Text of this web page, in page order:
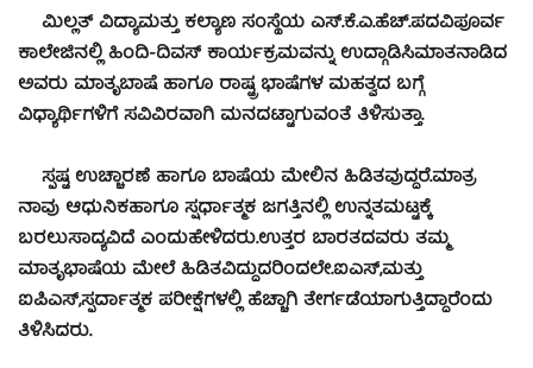
ಮಿಲ್ಲತ್ ವಿದ್ಯಾಮತ್ತು ಕಲ್ಯಾಣ ಸಂಸ್ಥೆಯ ಎಸ್.ಕೆ.ಎ.ಹೆಚ್.ಪದವಿಪೂರ್ವ
ಕಾಲೇಜಿನಲ್ಲಿ ಹಿಂದಿ-ದಿವಸ್ ಕಾರ್ಯಕ್ರಮವನ್ನು ಉದ್ಗಾಡಿಸಿಮಾತನಾಡಿದ
ಅವರು ಮಾತೃಬಾಷೆ ಹಾಗೂ ರಾಷ್ಟ್ರ ಭಾಷೆಗಳ ಮಹತ್ವದ ಬಗ್ಗೆ
ವಿಧ್ಯಾರ್ಥಿಗಳಿಗೆ ಸವಿವಿರವಾಗಿ ಮನದಟ್ಟಾಗುವಂತೆ ತಿಳಿಸುತ್ತಾ.
ಸ್ಪಷ್ಟ ಉಚ್ಚಾರಣೆ ಹಾಗೂ ಬಾಷೆಯ ಮೇಲಿನ ಹಿಡಿತವುದ್ದರೆ.ಮಾತ್ರ
ನಾವು ಆಧುನಿಕಹಾಗೂ ಸ್ಷರ್ಧಾತ್ಮಕ ಜಗತ್ತಿನಲ್ಲಿ ಉನ್ನತಮಟ್ಟಕ್ಕೆ
ಬರಲುಸಾದ್ಯವಿದೆ ಎಂದುಹೇಳಿದರು.ಉತ್ತರ ಬಾರತದವರು ತಮ್ಮ
ಮಾತೃಭಾಷೆಯ ಮೇಲೆ ಹಿಡಿತವಿದ್ದುದರಿಂದಲೇ.ಐಎಸ್,ಮತ್ತು
ಐಪಿಎಸ್,ಸ್ಫರ್ದಾತ್ಮಕ ಪರೀಕ್ಷೆಗಳಲ್ಲಿ ಹೆಚ್ಚಾಗಿ ತೇರ್ಗಡೆಯಾಗುತ್ತಿದ್ದಾರೆಂದು
ತಿಳಿಸಿದರು.